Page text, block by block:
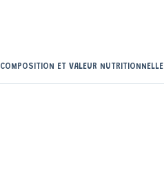
COMPOSITION ET VALEUR NUTRITIONNELLE